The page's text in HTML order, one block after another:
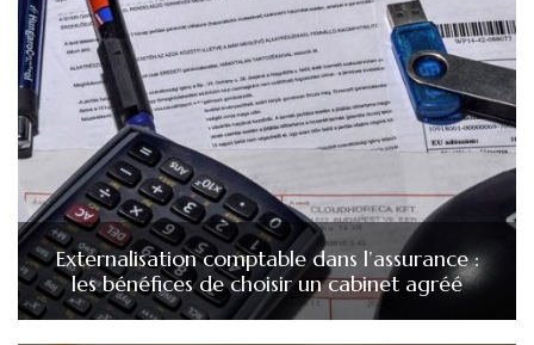
Externalisation comptable dans l’assurance :
les bénéfices de choisir un cabinet agréé